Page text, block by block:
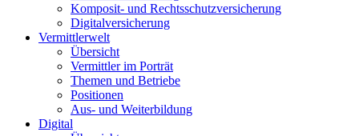
Komposit- und Rechtsschutzversicherung
Digitalversicherung
Vermittlerwelt
Übersicht
Vermittler im Porträt
Themen und Betriebe
Positionen
Aus- und Weiterbildung
Digital